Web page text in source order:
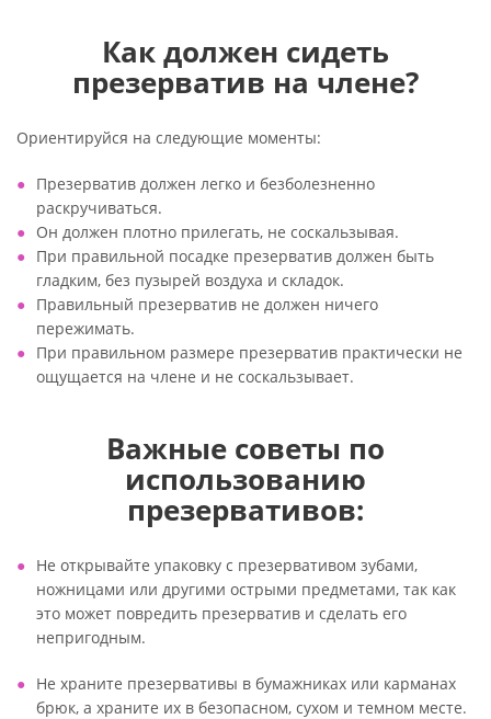
Как должен сидеть
презерватив на члене?
Ориентируйся на следующие моменты:
Презерватив должен легко и безболезненно
раскручиваться.
Он должен плотно прилегать, не соскальзывая.
При правильной посадке презерватив должен быть
гладким, без пузырей воздуха и складок.
Правильный презерватив не должен ничего
пережимать.
При правильном размере презерватив практически не
ощущается на члене и не соскальзывает.
Важные советы по
использованию
презервативов:
Не открывайте упаковку с презервативом зубами,
ножницами или другими острыми предметами, так как
это может повредить презерватив и сделать его
непригодным.
Не храните презервативы в бумажниках или карманах
брюк, а храните их в безопасном, сухом и темном месте.